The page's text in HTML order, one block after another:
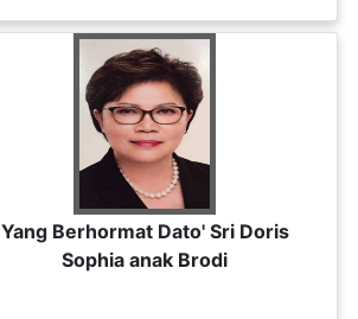
Yang Berhormat Dato' Sri Doris
Sophia anak Brodi